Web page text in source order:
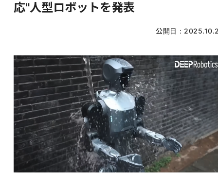
応"人型ロボットを発表
公開日：